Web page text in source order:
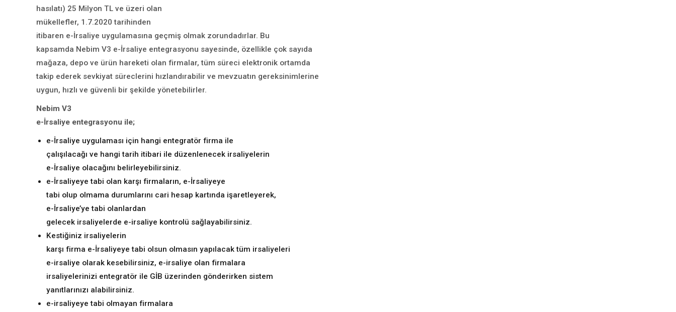
hasılatı) 25 Milyon TL ve üzeri olan
mükellefler, 1.7.2020 tarihinden
itibaren e-İrsaliye uygulamasına geçmiş olmak zorundadırlar. Bu
kapsamda Nebim V3 e-İrsaliye entegrasyonu sayesinde, özellikle çok sayıda
mağaza, depo ve ürün hareketi olan firmalar, tüm süreci elektronik ortamda
takip ederek sevkiyat süreclerini hızlandırabilir ve mevzuatın gereksinimlerine
uygun, hızlı ve güvenli bir şekilde yönetebilirler.
Nebim V3
e-İrsaliye entegrasyonu ile;
e-İrsaliye uygulaması için hangi entegratör firma ile
çalışılacağı ve hangi tarih itibari ile düzenlenecek irsaliyelerin
e-İrsaliye olacağını belirleyebilirsiniz.
e-İrsaliyeye tabi olan karşı firmaların, e-İrsaliyeye
tabi olup olmama durumlarını cari hesap kartında işaretleyerek,
e-İrsaliye’ye tabi olanlardan
gelecek irsaliyelerde e-irsaliye kontrolü sağlayabilirsiniz.
Kestiğiniz irsaliyelerin
karşı firma e-İrsaliyeye tabi olsun olmasın yapılacak tüm irsaliyeleri
e-irsaliye olarak kesebilirsiniz, e-irsaliye olan firmalara
irsaliyelerinizi entegratör ile GİB üzerinden gönderirken sistem
yanıtlarınızı alabilirsiniz.
e-irsaliyeye tabi olmayan firmalara